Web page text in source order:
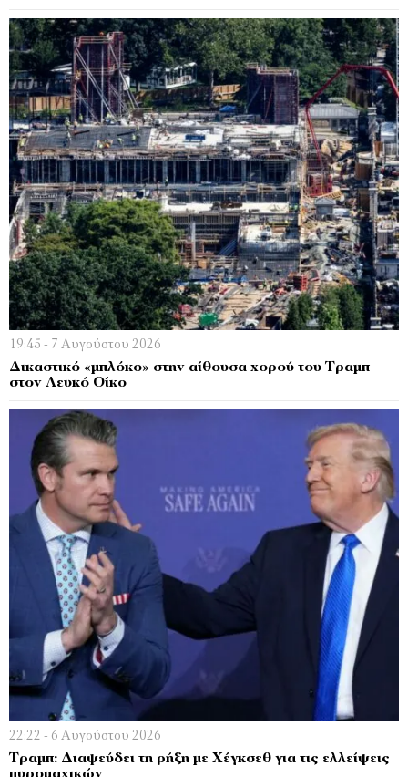
19:45 - 7 Αυγούστου 2026
Δικαστικό «μπλόκο» στην αίθουσα χορού του Τραμπ
στον Λευκό Οίκο
22:22 - 6 Αυγούστου 2026
Τραμπ: Διαψεύδει τη ρήξη με Χέγκσεθ για τις ελλείψεις